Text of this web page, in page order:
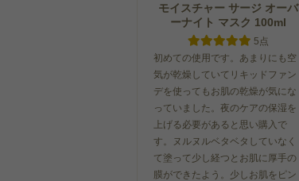
モイスチャー サージ オーバ
ーナイト マスク 100ml
5点
初めての使用です。あまりにも空
気が乾燥していてリキッドファン
デを使ってもお肌の乾燥が気にな
っていました。夜のケアの保湿を
上げる必要があると思い購入で
す。ヌルヌルベタベタしていなく
て塗って少し経つとお肌に厚手の
膜ができたよう。少しお肌をピン